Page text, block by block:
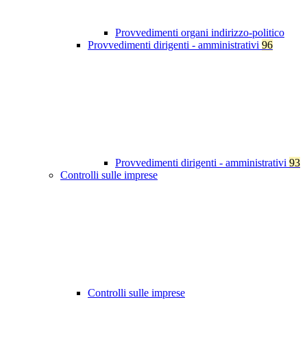
Provvedimenti organi indirizzo-politico
Provvedimenti dirigenti - amministrativi 96
Provvedimenti dirigenti - amministrativi 93
Controlli sulle imprese
Controlli sulle imprese